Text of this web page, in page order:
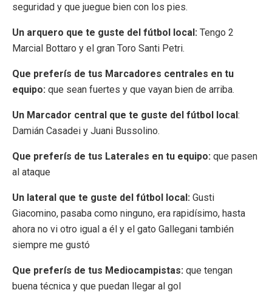
seguridad y que juegue bien con los pies.
Un arquero que te guste del fútbol local: Tengo 2
Marcial Bottaro y el gran Toro Santi Petri.
Que preferís de tus Marcadores centrales en tu
equipo: que sean fuertes y que vayan bien de arriba.
Un Marcador central que te guste del fútbol local:
Damián Casadei y Juani Bussolino.
Que preferís de tus Laterales en tu equipo: que pasen
al ataque
Un lateral que te guste del fútbol local: Gusti
Giacomino, pasaba como ninguno, era rapidísimo, hasta
ahora no vi otro igual a él y el gato Gallegani también
siempre me gustó
Que preferís de tus Mediocampistas: que tengan
buena técnica y que puedan llegar al gol